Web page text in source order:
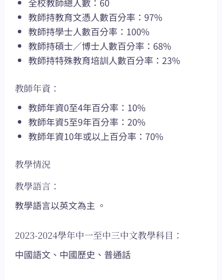
教師持教育文憑人數百分率：97%
教師持學士人數百分率：100%
教師持碩士／博士人數百分率：68%
教師持特殊教育培訓人數百分率：23%
教師年資：
教師年資0至4年百分率：10%
教師年資5至9年百分率：20%
教師年資10年或以上百分率：70%
教學情況
教學語言：
教學語言以英文為主 。
2023-2024學年中一至中三中文教學科目：
中國語文、中國歷史、普通話